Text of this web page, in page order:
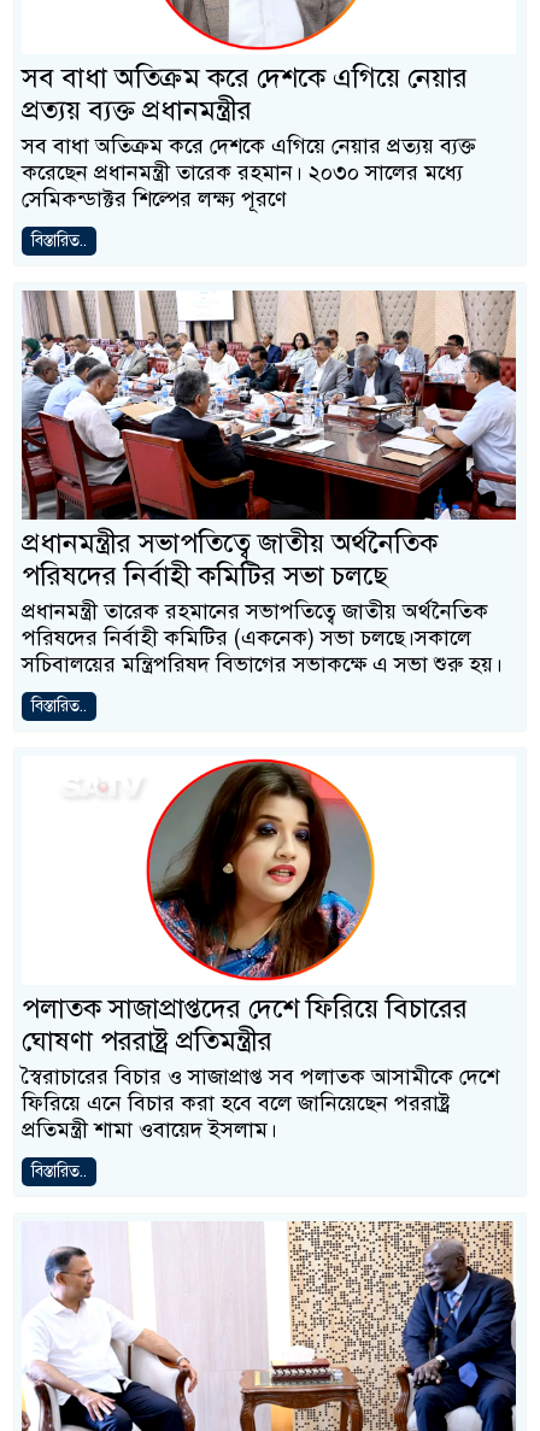
সব বাধা অতিক্রম করে দেশকে এগিয়ে নেয়ার
প্রত্যয় ব্যক্ত প্রধানমন্ত্রীর
সব বাধা অতিক্রম করে দেশকে এগিয়ে নেয়ার প্রত্যয় ব্যক্ত
করেছেন প্রধানমন্ত্রী তারেক রহমান। ২০৩০ সালের মধ্যে
সেমিকন্ডাক্টর শিল্পের লক্ষ্য পূরণে
বিস্তারিত..
প্রধানমন্ত্রীর সভাপতিত্বে জাতীয় অর্থনৈতিক
পরিষদের নির্বাহী কমিটির সভা চলছে
প্রধানমন্ত্রী তারেক রহমানের সভাপতিত্বে জাতীয় অর্থনৈতিক
পরিষদের নির্বাহী কমিটির (একনেক) সভা চলছে।সকালে
সচিবালয়ের মন্ত্রিপরিষদ বিভাগের সভাকক্ষে এ সভা শুরু হয়।
বিস্তারিত..
পলাতক সাজাপ্রাপ্তদের দেশে ফিরিয়ে বিচারের
ঘোষণা পররাষ্ট্র প্রতিমন্ত্রীর
স্বৈরাচারের বিচার ও সাজাপ্রাপ্ত সব পলাতক আসামীকে দেশে
ফিরিয়ে এনে বিচার করা হবে বলে জানিয়েছেন পররাষ্ট্র
প্রতিমন্ত্রী শামা ওবায়েদ ইসলাম।
বিস্তারিত..